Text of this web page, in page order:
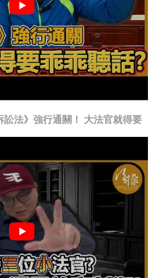
訟法》強行通關！ 大法官就得要